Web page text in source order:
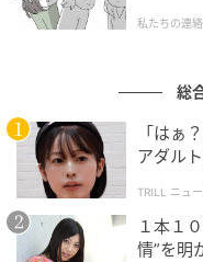
私たちの連
総
「はぁ
アダル
TRILL ニュ
１本１
情”を明